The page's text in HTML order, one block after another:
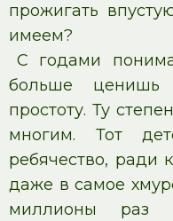
прожигать
имеем?
С годами
больше
простоту. Ту
многим. Тот
ребячество, ради
даже в самое
миллионы раз